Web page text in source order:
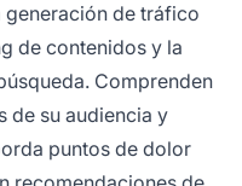
generación de tráfico
de contenidos y la
Comprenden
de su audiencia y
puntos de dolor